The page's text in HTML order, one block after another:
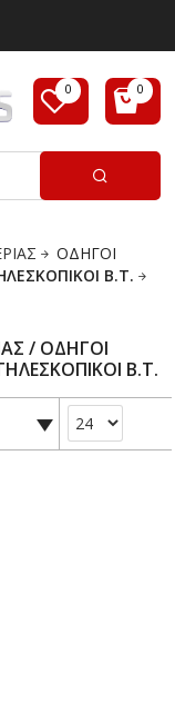
ΟΔΗΓΟΙ
Β.Τ.
/ ΟΔΗΓΟΙ
Β.Τ.